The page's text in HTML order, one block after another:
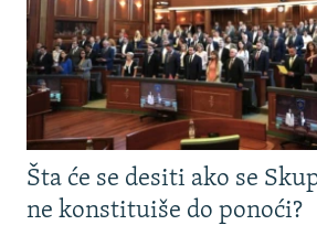
Šta će se desiti ako se
ne konstituiše do ponoći?